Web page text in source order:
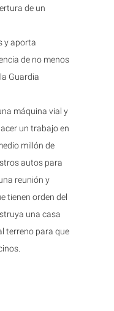
de un
y aporta
de no menos
Guardia
máquina vial y
un trabajo en
millón de
autos para
reunión y
tienen orden del
una casa
terreno para que